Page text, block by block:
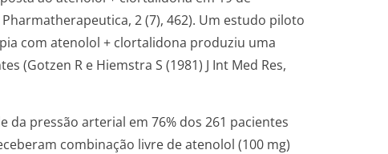
2 (7), 462). Um estudo piloto
com atenolol + clortalidona produziu uma
(Gotzen R e Hiemstra S (1981) J Int Med Res,
pressão arterial em 76% dos 261 pacientes
combinação livre de atenolol (100 mg)